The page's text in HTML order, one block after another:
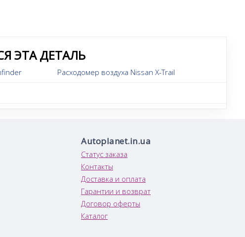
ЭТА ДЕТАЛЬ
Расходомер воздуха Nissan X-Trail
Autoplanet.in.ua
Статус заказа
Контакты
Доставка и оплата
Гарантии и возврат
Договор оферты
Каталог